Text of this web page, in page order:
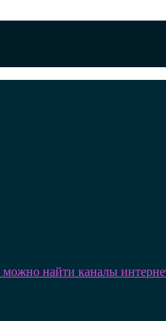
можно найти каналы